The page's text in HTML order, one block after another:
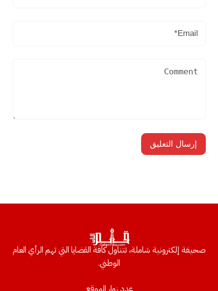
صحيفة إلكترونية شاملة، تتناول كافة القضايا التي تهم الرأي العام
الوطني.